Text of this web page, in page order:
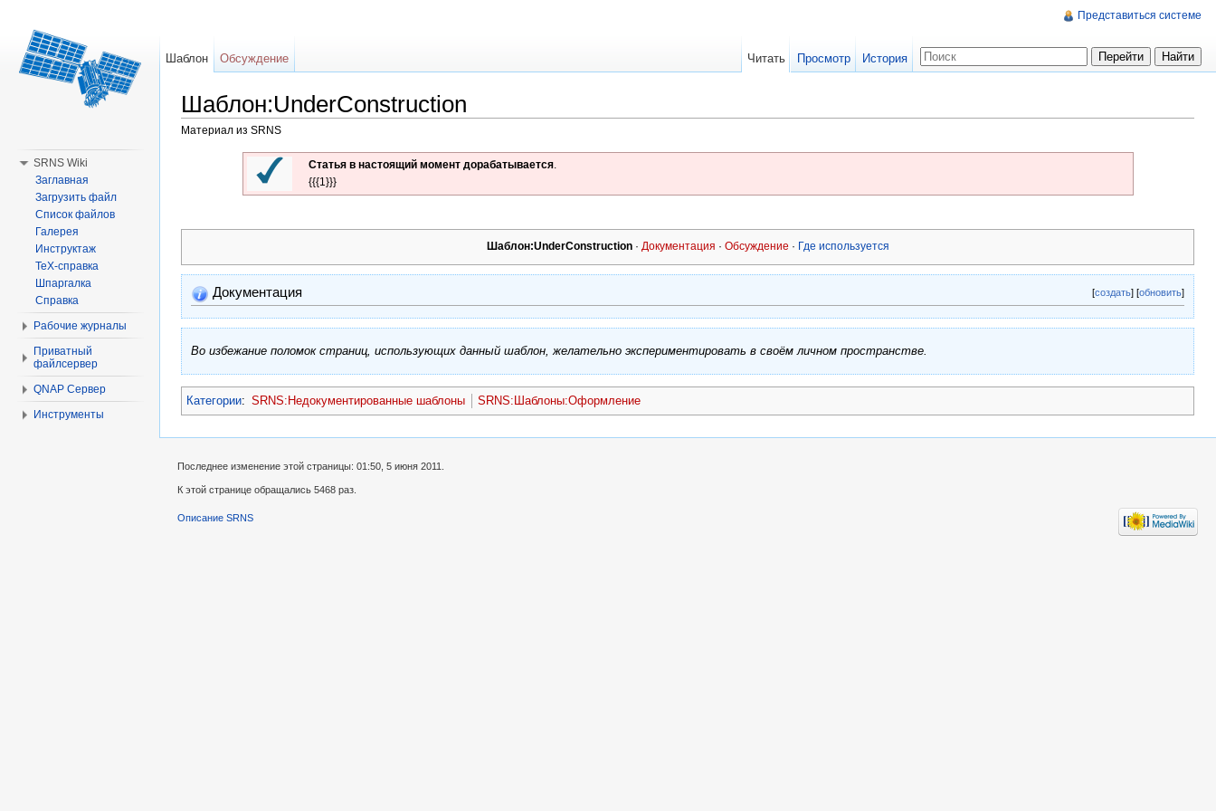
Шаблон:UnderConstruction
Материал из SRNS
Статья в настоящий момент дорабатывается.
{{{1}}}
Шаблон:UnderConstruction· Документация · Обсуждение · Где используется
[создать] [обновить]
Документация
Во избежание поломок страниц, использующих данный шаблон, желательно экспериментировать в своём личном пространстве.
Категории: SRNS:Недокументированные шаблоны SRNS:Шаблоны:Оформление
Представиться системе
Шаблон Обсуждение Читать Просмотр История
SRNS Wiki
Заглавная
Загрузить файл
Список файлов
Галерея
Инструктаж
TeX-справка
Шпаргалка
Справка
Рабочие журналы
Приватный
файлсервер
QNAP Сервер
Инструменты
Последнее изменение этой страницы: 01:50, 5 июня 2011.
К этой странице обращались 5468 раз.
Описание SRNS